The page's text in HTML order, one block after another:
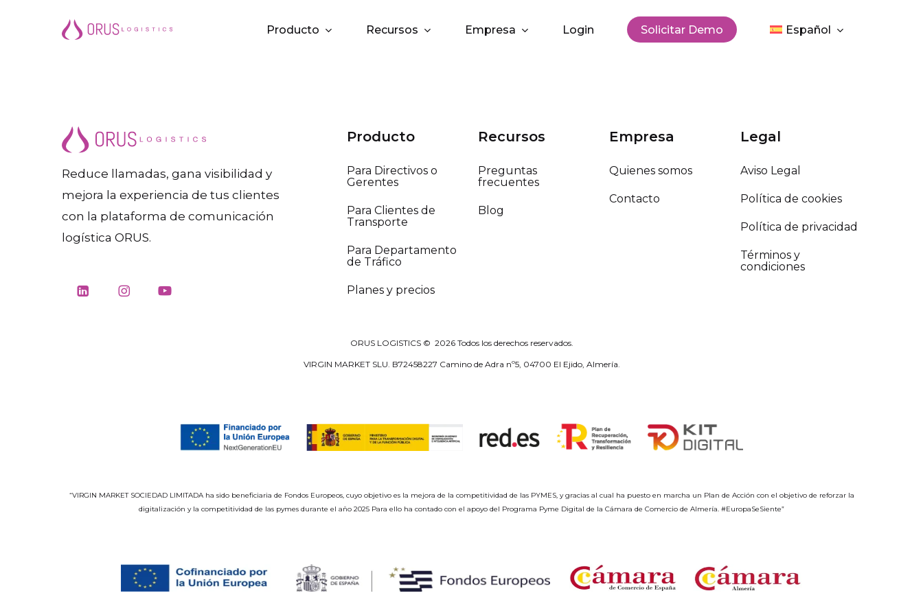
Producto Recursos Empresa Login Solicitar Demo Español
Reduce llamadas, gana visibilidad y
mejora la experiencia de tus clientes
con la plataforma de comunicación
logística ORUS.
Producto
Para Directivos o
Gerentes
Para Clientes de
Transporte
Para Departamento
de Tráfico
Planes y precios
Recursos
Preguntas
frecuentes
Blog
Empresa
Quienes somos
Contacto
Legal
Aviso Legal
Política de cookies
Política de privacidad
Términos y
condiciones
ORUS LOGISTICS © 2026Todos los derechos reservados.
VIRGIN MARKET SLU. B72458227 Camino de Adra nº5, 04700 El Ejido, Almería.
“VIRGIN MARKET SOCIEDAD LIMITADA ha sido beneficiaria de Fondos Europeos, cuyo objetivo es la mejora de la competitividad de las PYMES, y gracias al cual ha puesto en marcha un Plan de Acción con el objetivo de reforzar la
digitalización y la competitividad de las pymes durante el año 2025 Para ello ha contado con el apoyo del Programa Pyme Digital de la Cámara de Comercio de Almería. #EuropaSeSiente”